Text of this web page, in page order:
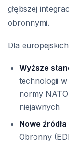
głębszej
obronnymi.
Dla
Wyższe
technologii w
normy
niejawnych
Nowe
Obronny